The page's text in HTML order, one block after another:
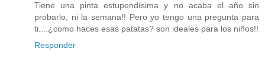
Tiene una pinta estupendísima y no acaba el año sin
probarlo, ni la semana!! Pero yo tengo una pregunta para
ti....¿como haces esas patatas? son ideales para los niños!!
Responder